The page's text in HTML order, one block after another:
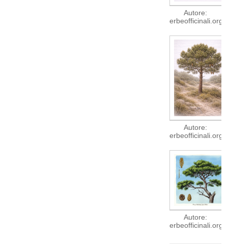
Autore:
erbeofficinali.org
Autore:
erbeofficinali.org
Autore:
erbeofficinali.org